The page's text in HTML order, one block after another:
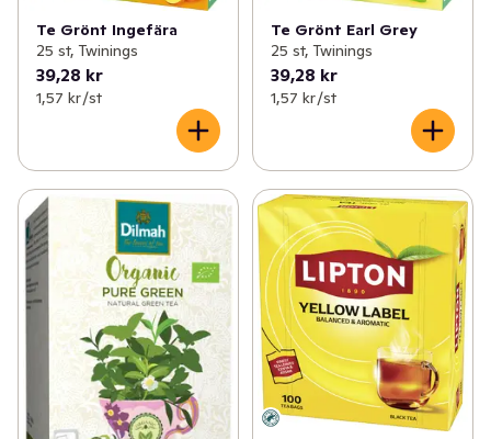
Te Grönt Ingefära
25 st, Twinings
39,28 kr
1,57 kr /st
Te Grönt Earl Grey
25 st, Twinings
39,28 kr
1,57 kr /st